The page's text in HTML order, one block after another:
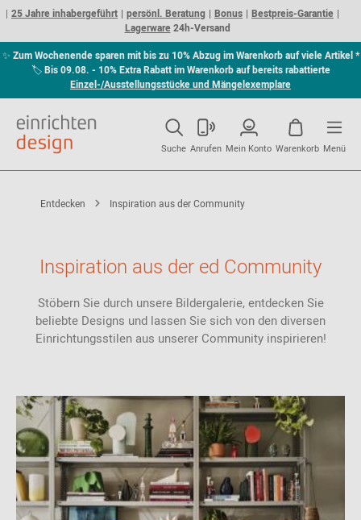
25 Jahre inhabergeführt persönl. Beratung Bonus
Bestpreis-Garantie
Lagerware24h-Versand
✨ Zum Wochenende sparen mit bis zu 10% Abzug im Warenkorb auf viele Artikel *
🏷Bis 09.08. - 10% Extra Rabatt im Warenkorb auf bereits rabattierte
Einzel-/Ausstellungsstücke und Mängelexemplare
Suche Anrufen Mein Konto Warenkorb Menü
Entdecken Inspiration aus der Community
Inspiration aus der ed Community
Stöbern Sie durch unsere Bildergalerie, entdecken Sie
beliebte Designs und lassen Sie sich von den diversen
Einrichtungsstilen aus unserer Community inspirieren!